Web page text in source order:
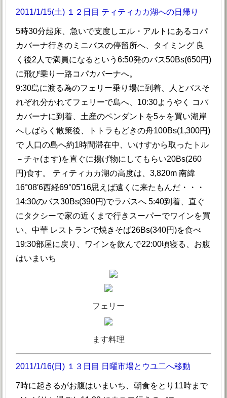
2011/1/15(土) １２日目 ティティカカ湖への日帰り
5時30分起床、急いで支度しエル・アルトにあるコパ
カバーナ行きのミニバスの停留所へ、タイミング 良
く後2人で満員になるという6:50発のバス50Bs(650円)
に飛び乗り一路コパカバーナへ。
9:30島に渡る為のフェリー乗り場に到着、人とバスそ
れぞれ分かれてフェリーで島へ、10:30ようやく コパ
カバーナに到着、土産のペンダントを5ヶを買い湖岸
へしばらく散策後、トトラもどきの舟100Bs(1,300円)
で 人口の島へ約1時間滞在中、いけすから取ったトル
－チャ(ます)を直ぐに揚げ物にしてもらい20Bs(260
円)食す。 ティティカカ湖の高度は、3,820m 南緯
16°08′6西経69°05′16思えば遠くに来たもんだ・・・
14:30のバス30Bs(390円)でラパスへ 5:40到着、直ぐ
にタクシーで家の近くまで行きスーパーでワインを買
い、中華 レストランで焼きそば26Bs(340円)を食べ
19:30部屋に戻り、ワインを飲んで22:00頃寝る、お腹
はいまいち
フェリー
ます料理
2011/1/16(日) １３日目 日曜市場とウユ二へ移動
7時に起きるがお腹はいまいち、朝食をとり11時まで